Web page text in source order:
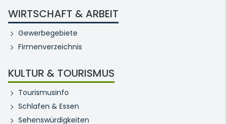
WIRTSCHAFT & ARBEIT
Gewerbegebiete
Firmenverzeichnis
KULTUR & TOURISMUS
Tourismusinfo
Schlafen & Essen
Sehenswürdigkeiten